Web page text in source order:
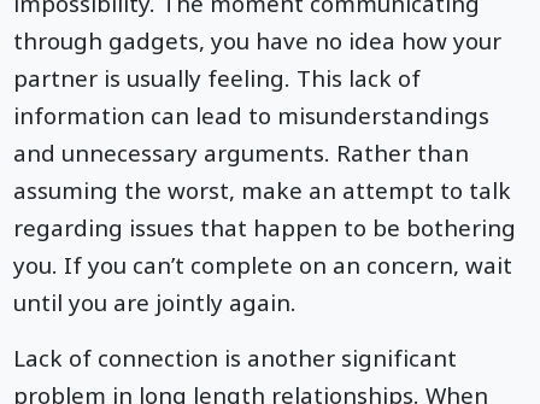
through gadgets, you have no idea how your
partner is usually feeling. This lack of
information can lead to misunderstandings
and unnecessary arguments. Rather than
assuming the worst, make an attempt to talk
regarding issues that happen to be bothering
you. If you can’t complete on an concern, wait
until you are jointly again.
Lack of connection is another significant
problem in long length relationships. When